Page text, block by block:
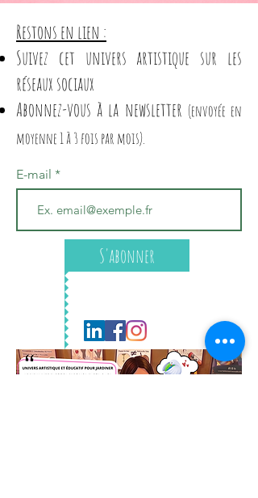
Restons en lien :
Suivez cet univers artistique sur les
réseaux sociaux
​Abonnez-vous à la newsletter (envoyée en
moyenne 1 à 3 fois par mois).
E-mail
S'abonner